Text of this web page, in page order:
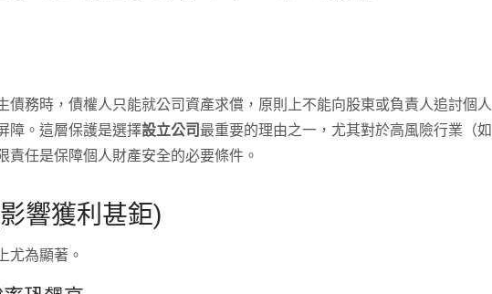
務時，債權人只能就公司資產求償，原則上不能向股東或負責人追討個人
障。這層保護是選擇設立公司 最重要的理由之一，尤其對於高風險行業（如
任是保障個人財產安全的必要條件。
響獲利甚鉅)
尤為顯著。